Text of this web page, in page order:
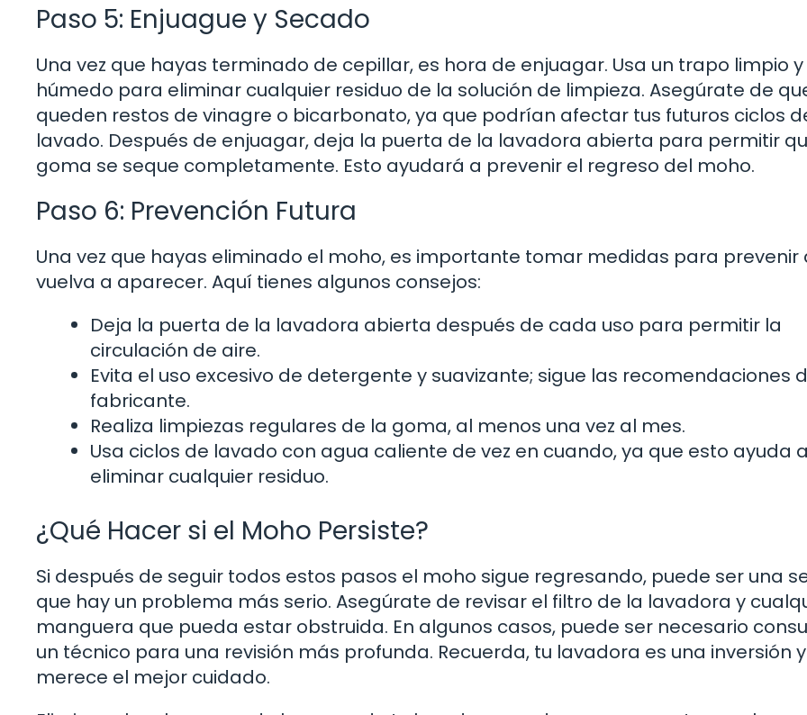
Paso 5: Enjuague y Secado
Una vez que hayas terminado de cepillar, es hora de enjuagar. Usa un trapo limpio y
húmedo para eliminar cualquier residuo de la solución de limpieza. Asegúrate de
queden restos de vinagre o bicarbonato, ya que podrían afectar tus futuros ciclos
lavado. Después de enjuagar, deja la puerta de la lavadora abierta para permitir
goma se seque completamente. Esto ayudará a prevenir el regreso del moho.
Paso 6: Prevención Futura
Una vez que hayas eliminado el moho, es importante tomar medidas para prevenir
vuelva a aparecer. Aquí tienes algunos consejos:
Deja la puerta de la lavadora abierta después de cada uso para permitir la
circulación de aire.
Evita el uso excesivo de detergente y suavizante; sigue las recomendaciones
fabricante.
Realiza limpiezas regulares de la goma, al menos una vez al mes.
Usa ciclos de lavado con agua caliente de vez en cuando, ya que esto ayuda
eliminar cualquier residuo.
¿Qué Hacer si el Moho Persiste?
Si después de seguir todos estos pasos el moho sigue regresando, puede ser una
que hay un problema más serio. Asegúrate de revisar el filtro de la lavadora y
manguera que pueda estar obstruida. En algunos casos, puede ser necesario
un técnico para una revisión más profunda. Recuerda, tu lavadora es una inversión y
merece el mejor cuidado.